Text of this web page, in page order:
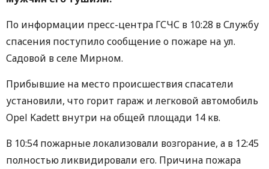
По информации пресс-центра ГСЧС в 10:28 в Службу
спасения поступило сообщение о пожаре на ул.
Садовой в селе Мирном.
Прибывшие на место происшествия спасатели
установили, что горит гараж и легковой автомобиль
Opel Kadett внутри на общей площади 14 кв.
В 10:54 пожарные локализовали возгорание, а в 12:45
полностью ликвидировали его. Причина пожара